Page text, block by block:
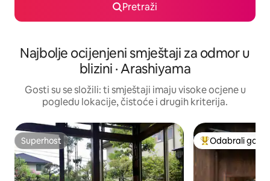
Pretraži
Najbolje ocijenjeni smještaji za odmor u
blizini · Arashiyama
Gosti su se složili: ti smještaji imaju visoke ocjene u
pogledu lokacije, čistoće i drugih kriterija.
Superhost
Superhost Među najviše
Odabrali gosti